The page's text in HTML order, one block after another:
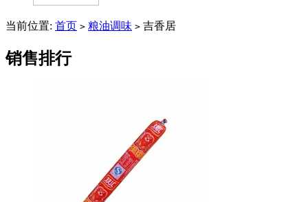
当前位置: 首页 > 粮油调味 > 吉香居
销售排行